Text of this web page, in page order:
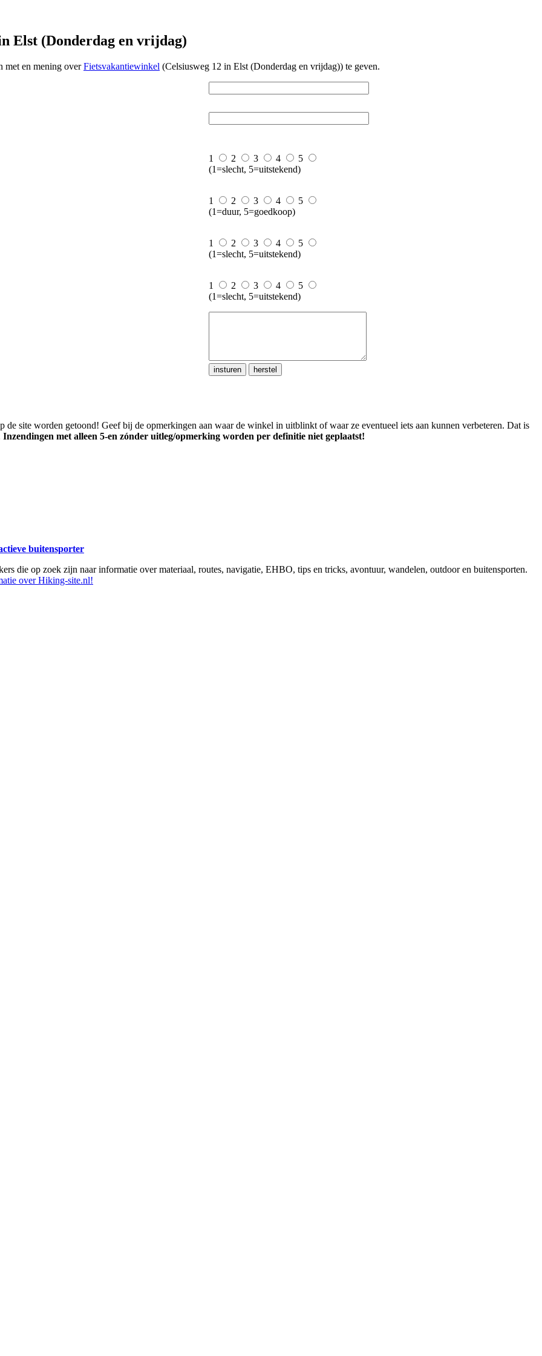
Elst (Donderdag en vrijdag)
met en mening overFietsvakantiewinkel (Celsiusweg 12 in Elst (Donderdag en vrijdag)) te geven.
1 2 3 4
5
(1=slecht, 5=uitstekend)
1 2 3 4
5
(1=duur, 5=goedkoop)
1 2 3 4
5
(1=slecht, 5=uitstekend)
1 2 3 4
5
(1=slecht, 5=uitstekend)
site worden getoond! Geef bij de opmerkingen aan waar de winkel in uitblinkt of waar ze eventueel iets aan kunnen verbeteren. Dat is
Inzendingen met alleen 5-en zónder uitleg/opmerking worden per definitie niet geplaatst!
buitensporter
die op zoek zijn naar informatie over materiaal, routes, navigatie, EHBO, tips en tricks, avontuur, wandelen, outdoor en buitensporten.
over Hiking-site.nl!